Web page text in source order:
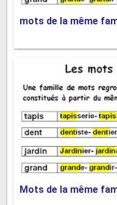
petit, nourrisson,
nouveau-né, enfant,
mots de la même
Mots de la même